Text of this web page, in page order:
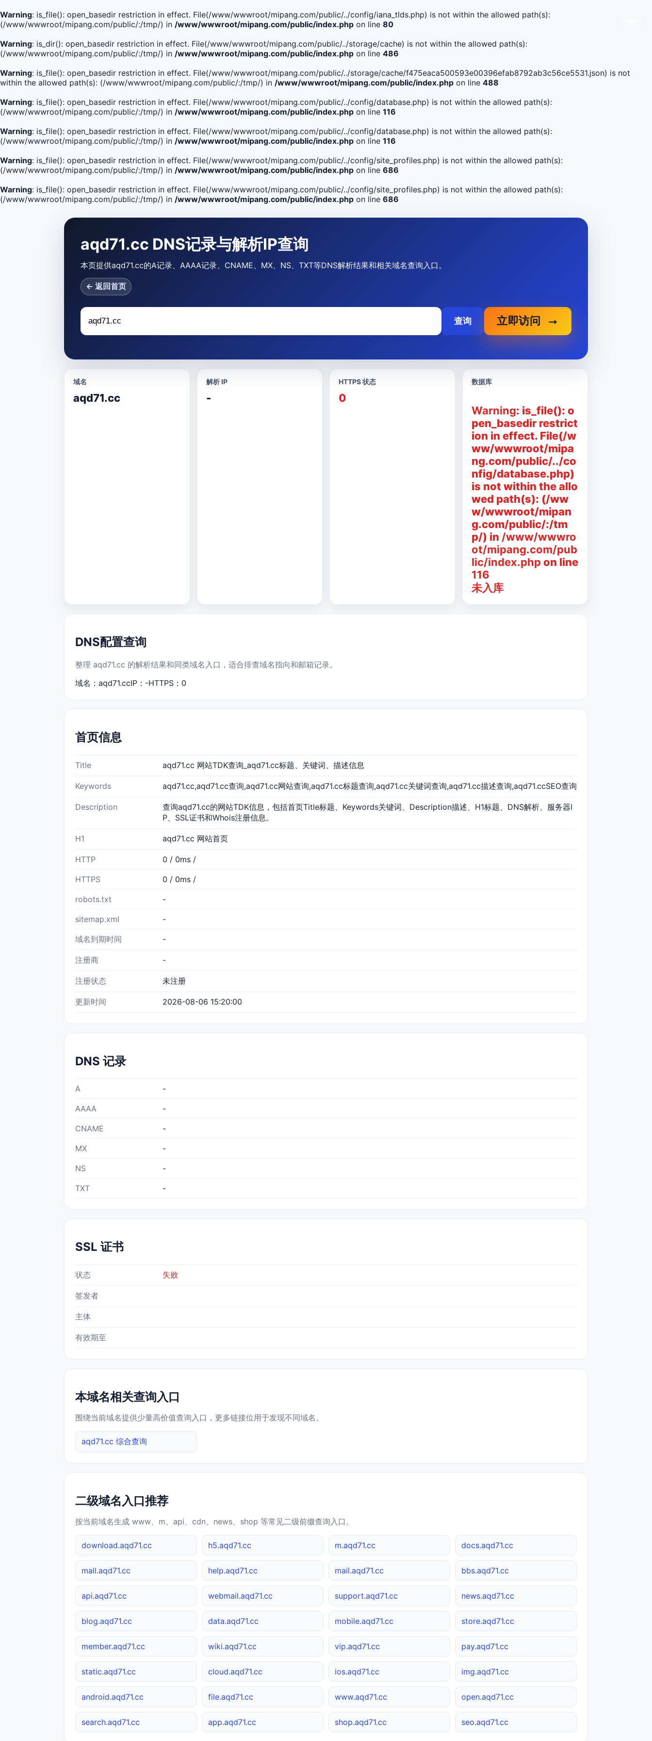
Warning: is_file(): open_basedir restriction in effect. File(/www/wwwroot/mipang.com/public/../config/iana_tlds.php) is not within the allowed path(s):
(/www/wwwroot/mipang.com/public/:/tmp/) in /www/wwwroot/mipang.com/public/index.php on line 80
Warning: is_dir(): open_basedir restriction in effect. File(/www/wwwroot/mipang.com/public/../storage/cache) is not within the allowed path(s):
(/www/wwwroot/mipang.com/public/:/tmp/) in /www/wwwroot/mipang.com/public/index.php on line 486
Warning: is_file(): open_basedir restriction in effect. File(/www/wwwroot/mipang.com/public/../storage/cache/f475eaca500593e00396efab8792ab3c56ce5531.json) is not
within the allowed path(s): (/www/wwwroot/mipang.com/public/:/tmp/) in /www/wwwroot/mipang.com/public/index.php on line 488
Warning: is_file(): open_basedir restriction in effect. File(/www/wwwroot/mipang.com/public/../config/database.php) is not within the allowed path(s):
(/www/wwwroot/mipang.com/public/:/tmp/) in /www/wwwroot/mipang.com/public/index.php on line 116
Warning: is_file(): open_basedir restriction in effect. File(/www/wwwroot/mipang.com/public/../config/database.php) is not within the allowed path(s):
(/www/wwwroot/mipang.com/public/:/tmp/) in /www/wwwroot/mipang.com/public/index.php on line 116
Warning: is_file(): open_basedir restriction in effect. File(/www/wwwroot/mipang.com/public/../config/site_profiles.php) is not within the allowed path(s):
(/www/wwwroot/mipang.com/public/:/tmp/) in /www/wwwroot/mipang.com/public/index.php on line 686
Warning: is_file(): open_basedir restriction in effect. File(/www/wwwroot/mipang.com/public/../config/site_profiles.php) is not within the allowed path(s):
(/www/wwwroot/mipang.com/public/:/tmp/) in /www/wwwroot/mipang.com/public/index.php on line 686
aqd71.cc DNS记录与解析IP查询
本页提供aqd71.cc的A记录、AAAA记录、CNAME、MX、NS、TXT等DNS解析结果和相关域名查询入口。
← 返回首页
查询 立即访问
域名
aqd71.cc
解析 IP
-
HTTPS 状态
0
数据库
Warning: is_file(): o
pen_basedir restrict
ion in effect. File(/w
ww/wwwroot/mipa
ng.com/public/../co
nfig/database.php)
is not within the allo
wed path(s): (/ww
w/wwwroot/mipan
g.com/public/:/tm
p/) in /www/wwwro
ot/mipang.com/pub
lic/index.php on line
116
未入库
DNS配置查询
整理 aqd71.cc 的解析结果和同类域名入口，适合排查域名指向和邮箱记录。
域名：aqd71.ccIP：-HTTPS：0
首页信息
Title aqd71.cc 网站TDK查询_aqd71.cc标题、关键词、描述信息
Keywords aqd71.cc,aqd71.cc查询,aqd71.cc网站查询,aqd71.cc标题查询,aqd71.cc关键词查询,aqd71.cc描述查询,aqd71.ccSEO查询
Description
查询aqd71.cc的网站TDK信息，包括首页Title标题、Keywords关键词、Description描述、H1标题、DNS解析、服务器I
P、SSL证书和Whois注册信息。
H1 aqd71.cc 网站首页
HTTP 0 / 0ms /
HTTPS 0 / 0ms /
robots.txt -
sitemap.xml -
域名到期时间 -
注册商 -
注册状态 未注册
更新时间 2026-08-06 15:20:00
DNS 记录
A -
AAAA -
CNAME -
MX -
NS -
TXT -
SSL 证书
状态 失败
签发者
主体
有效期至
本域名相关查询入口
围绕当前域名提供少量高价值查询入口，更多链接位用于发现不同域名。
aqd71.cc 综合查询
二级域名入口推荐
按当前域名生成 www、m、api、cdn、news、shop 等常见二级前缀查询入口。
download.aqd71.cc h5.aqd71.cc m.aqd71.cc docs.aqd71.cc
mall.aqd71.cc help.aqd71.cc mail.aqd71.cc bbs.aqd71.cc
api.aqd71.cc webmail.aqd71.cc support.aqd71.cc news.aqd71.cc
blog.aqd71.cc data.aqd71.cc mobile.aqd71.cc store.aqd71.cc
member.aqd71.cc wiki.aqd71.cc vip.aqd71.cc pay.aqd71.cc
static.aqd71.cc cloud.aqd71.cc ios.aqd71.cc img.aqd71.cc
android.aqd71.cc file.aqd71.cc www.aqd71.cc open.aqd71.cc
search.aqd71.cc app.aqd71.cc shop.aqd71.cc seo.aqd71.cc